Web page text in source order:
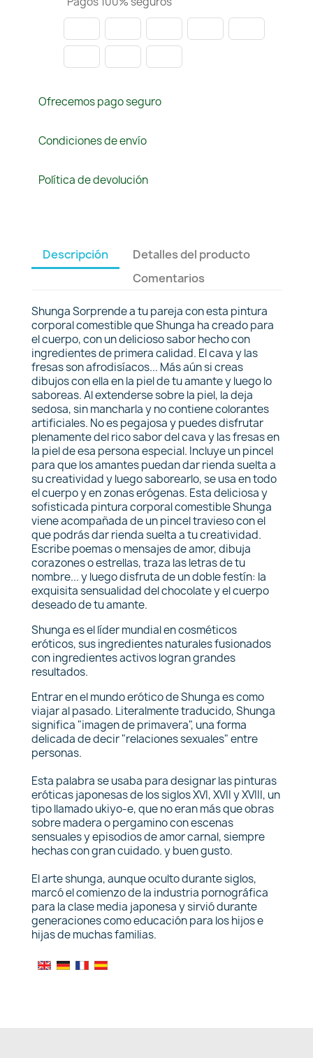
Ofrecemos pago seguro
Condiciones de envío
Política de devolución
Descripción
Detalles del producto
Comentarios
Shunga Sorprende a tu pareja con esta pintura
corporal comestible que Shunga ha creado para
el cuerpo, con un delicioso sabor hecho con
ingredientes de primera calidad. El cava y las
fresas son afrodisíacos... Más aún si creas
dibujos con ella en la piel de tu amante y luego lo
saboreas. Al extenderse sobre la piel, la deja
sedosa, sin mancharla y no contiene colorantes
artificiales. No es pegajosa y puedes disfrutar
plenamente del rico sabor del cava y las fresas en
la piel de esa persona especial. Incluye un pincel
para que los amantes puedan dar rienda suelta a
su creatividad y luego saborearlo, se usa en todo
el cuerpo y en zonas erógenas. Esta deliciosa y
sofisticada pintura corporal comestible Shunga
viene acompañada de un pincel travieso con el
que podrás dar rienda suelta a tu creatividad.
Escribe poemas o mensajes de amor, dibuja
corazones o estrellas, traza las letras de tu
nombre... y luego disfruta de un doble festín: la
exquisita sensualidad del chocolate y el cuerpo
deseado de tu amante.
Shunga es el líder mundial en cosméticos
eróticos, sus ingredientes naturales fusionados
con ingredientes activos logran grandes
resultados.
Entrar en el mundo erótico de Shunga es como
viajar al pasado. Literalmente traducido, Shunga
significa "imagen de primavera", una forma
delicada de decir "relaciones sexuales" entre
personas.
Esta palabra se usaba para designar las pinturas
eróticas japonesas de los siglos XVI, XVII y XVIII, un
tipo llamado ukiyo-e, que no eran más que obras
sobre madera o pergamino con escenas
sensuales y episodios de amor carnal, siempre
hechas con gran cuidado. y buen gusto.
El arte shunga, aunque oculto durante siglos,
marcó el comienzo de la industria pornográfica
para la clase media japonesa y sirvió durante
generaciones como educación para los hijos e
hijas de muchas familias.